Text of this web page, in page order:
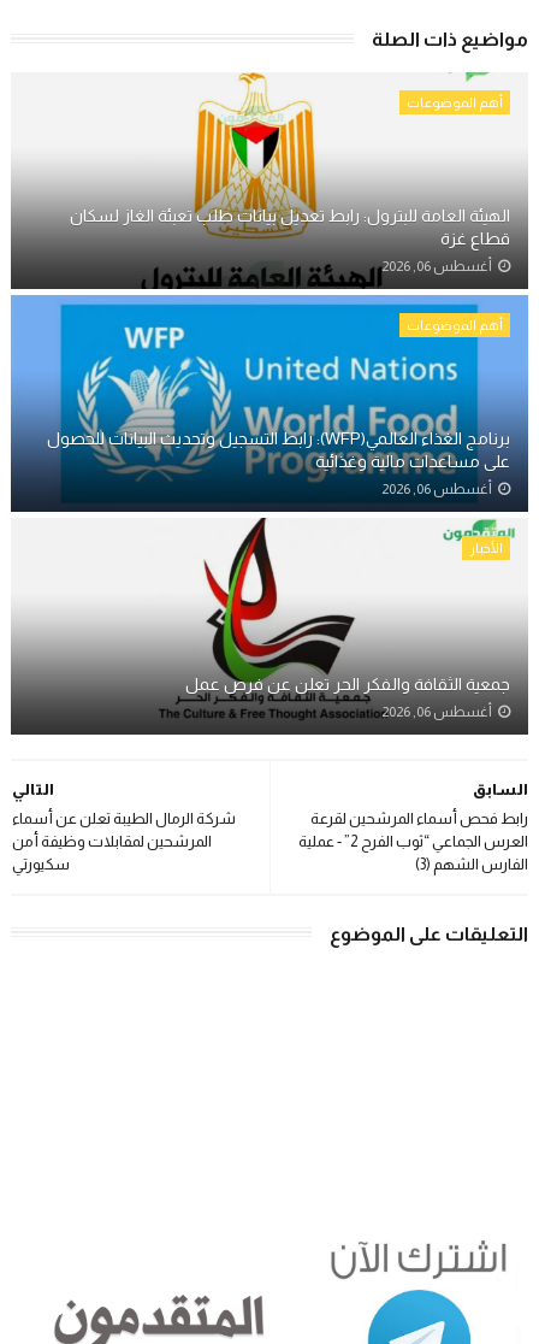
مواضيع ذات الصلة
أهم الموضوعات
الهيئة العامة للبترول: رابط تعديل بيانات طلب تعبئة الغاز لسكان
قطاع غزة
أغسطس 06, 2026
أهم الموضوعات
برنامج الغذاء العالمي(WFP): رابط التسجيل وتحديث البيانات للحصول
على مساعدات مالية وغذائية
أغسطس 06, 2026
الأخبار
جمعية الثقافة والفكر الحر تعلن عن فرص عمل
أغسطس 06, 2026
التالي
شركة الرمال الطيبة تعلن عن أسماء
المرشحين لمقابلات وظيفة أمن
سكيورتي
السابق
رابط فحص أسماء المرشحين لقرعة
العرس الجماعي “ثوب الفرح 2” - عملية
الفارس الشهم (3)
التعليقات على الموضوع